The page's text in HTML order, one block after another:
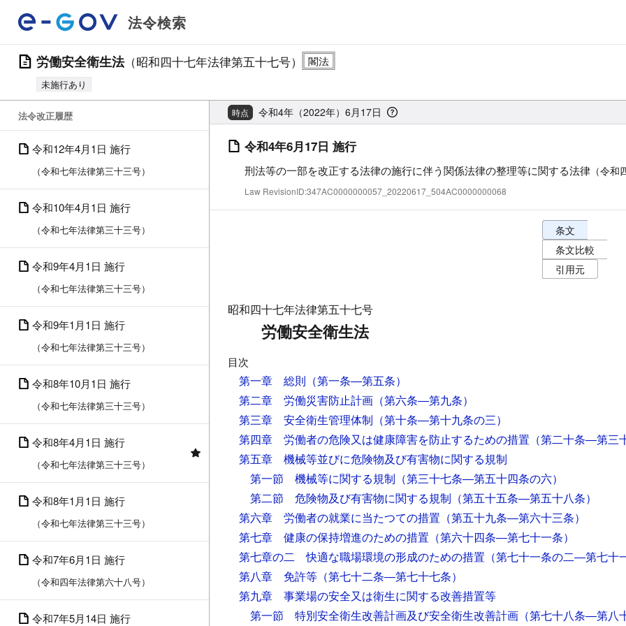
法令検索
労働安全衛生法（昭和四十七年法律第五十七号）
未施行あり
法令改正履歴
令和12年4月1日 施行
（令和七年法律第三十三号）
令和10年4月1日 施行
（令和七年法律第三十三号）
令和9年4月1日 施行
（令和七年法律第三十三号）
令和9年1月1日 施行
（令和七年法律第三十三号）
令和8年10月1日 施行
（令和七年法律第三十三号）
令和8年4月1日 施行
（令和七年法律第三十三号）
令和8年1月1日 施行
（令和七年法律第三十三号）
令和7年6月1日 施行
（令和四年法律第六十八号）
令和7年5月14日 施行
時点 令和4年（2022年）6月17日
令和4年6月17日 施行
刑法等の一部を改正する法律の施行に伴う関係法律の整理等に関する法律 （令和
Law RevisionID:347AC0000000057_20220617_504AC0000000068
条文表示オプシ
条文
条文比較
引用元
昭和四十七年法律第五十七号
労働安全衛生法
目次
第一章 総則 （第一条―第五条）
第二章 労働災害防止計画 （第六条―第九条）
第三章 安全衛生管理体制 （第十条―第十九条の三）
第四章 労働者の危険又は健康障害を防止するための措置 （第二十条―第三
第五章 機械等並びに危険物及び有害物に関する規制
第一節 機械等に関する規制 （第三十七条―第五十四条の六）
第二節 危険物及び有害物に関する規制 （第五十五条―第五十八条）
第六章 労働者の就業に当たつての措置 （第五十九条―第六十三条）
第七章 健康の保持増進のための措置 （第六十四条―第七十一条）
第七章の二 快適な職場環境の形成のための措置 （第七十一条の二―第七十
第八章 免許等 （第七十二条―第七十七条）
第九章 事業場の安全又は衛生に関する改善措置等
第一節 特別安全衛生改善計画及び安全衛生改善計画 （第七十八条―第八